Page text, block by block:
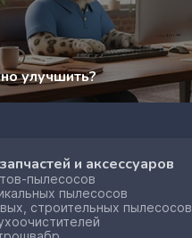
улучшить?
и аксессуаров
пылесосов
пылесосов
строительных пылесосов